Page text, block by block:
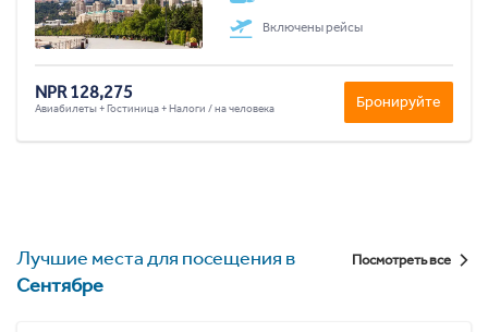
Включены рейсы
NPR 128,275
Авиабилеты + Гостиница + Налоги / на человека Бронируйте
Лучшие места для посещения в
Сентябре
Посмотреть все